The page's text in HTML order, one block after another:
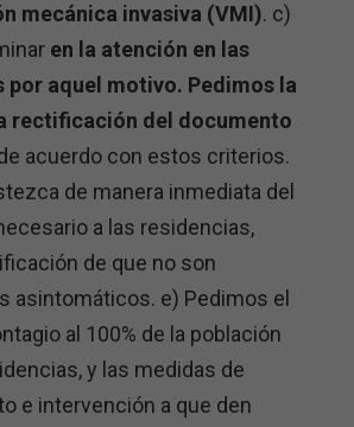
mecánica invasiva (VMI). c)
en la atención en las
por aquel motivo. Pedimos la
rectificación del documento
acuerdo con estos criterios.
de manera inmediata del
a las residencias,
de que no son
asintomáticos. e) Pedimos el
al 100% de la población
y las medidas de
e intervención a que den